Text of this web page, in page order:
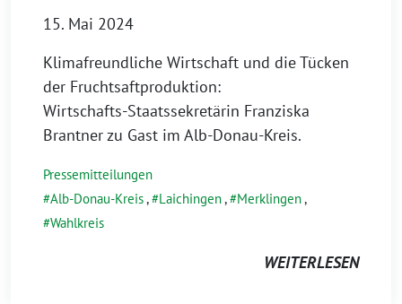
15. Mai 2024
Klimafreundliche Wirtschaft und die Tücken
der Fruchtsaftproduktion:
Wirtschafts-Staatssekretärin Franziska
Brantner zu Gast im Alb-Donau-Kreis.
Pressemitteilungen
Alb-Donau-Kreis, Laichingen, Merklingen,
Wahlkreis
WEITERLESEN